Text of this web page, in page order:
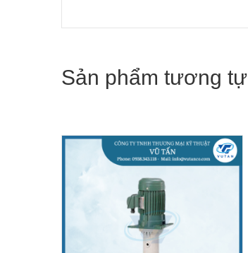
Sản phẩm tương tự